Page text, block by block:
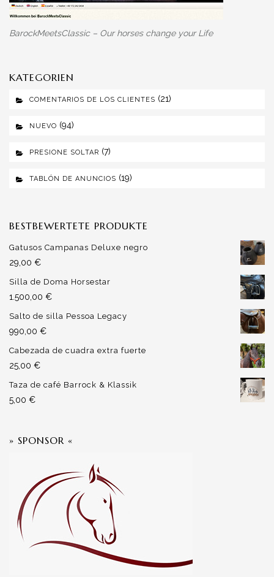
BarockMeetsClassic – Our horses change your Life
KATEGORIEN
COMENTARIOS DE LOS CLIENTES (21)
NUEVO (94)
PRESIONE SOLTAR (7)
TABLÓN DE ANUNCIOS (19)
BESTBEWERTETE PRODUKTE
Gatusos Campanas Deluxe negro
29,00 €
Silla de Doma Horsestar
1.500,00 €
Salto de silla Pessoa Legacy
990,00 €
Cabezada de cuadra extra fuerte
25,00 €
Taza de café Barrock & Klassik
5,00 €
» SPONSOR «